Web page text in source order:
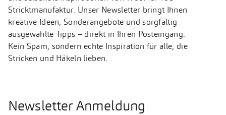
Stricktmanufaktur. Unser Newsletter bringt Ihnen
kreative Ideen, Sonderangebote und sorgfältig
ausgewählte Tipps – direkt in Ihren Posteingang.
Kein Spam, sondern echte Inspiration für alle, die
Stricken und Häkeln lieben.
Newsletter Anmeldung